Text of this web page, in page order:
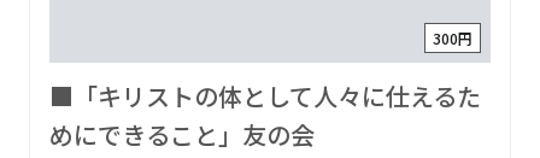
300円
■「キリストの体として人々に仕えるた
めにできること」友の会